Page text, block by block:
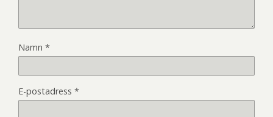
Namn *
E-postadress *